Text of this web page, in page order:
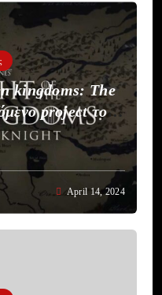
kingdoms: The
project του
April 14, 2024